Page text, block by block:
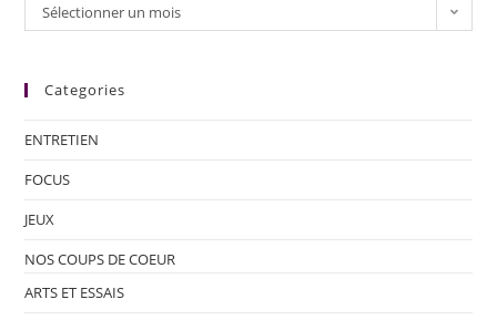
Sélectionner un mois
Categories
ENTRETIEN
FOCUS
JEUX
NOS COUPS DE COEUR
ARTS ET ESSAIS